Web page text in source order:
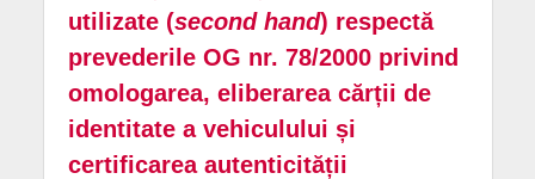
utilizate (second hand) respectă
prevederile OG nr. 78/2000 privind
omologarea, eliberarea cărții de
identitate a vehiculului și
certificarea autenticității